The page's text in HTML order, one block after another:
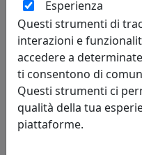
PORTAFOTO IN ARGENTO
HOME, CODICE 255022AM
Esperienza
Questi strumenti di
interazioni e
accedere a
ti consentono di
Questi strumenti ci
qualità della tua
piattaforme.